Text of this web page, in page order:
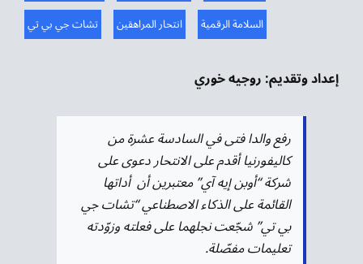
السلامة الرقمية انتحار المراهقين تشات جي بي تي
إعداد وتقديم: روجيه خوري
رفع والدا فتى في السادسة عشرة من
كاليفورنيا أقدم على الانتحار دعوى على
شركة “أوبن إيه آي” معتبرين أن أداتها
القائمة على الذكاء الاصطناعي “تشات جي
بي تي” شجّعت نجلهما على فعلته وزوّدته
تعليمات مفصّلة.